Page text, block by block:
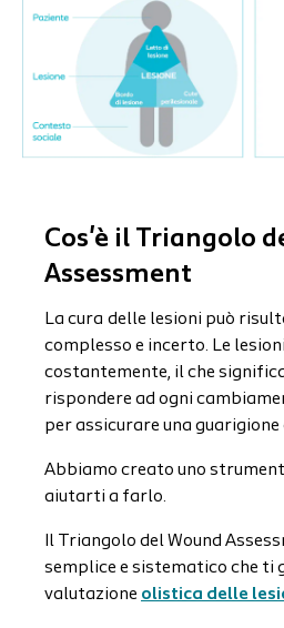
Cos'è il Triangolo
Assessment
La cura delle lesioni può
complesso e incerto. Le
costantemente, il che
rispondere ad ogni
per assicurare una
Abbiamo creato uno
aiutarti a farlo.
Il Triangolo del Wound
semplice e sistematico che ti
valutazione olistica delle